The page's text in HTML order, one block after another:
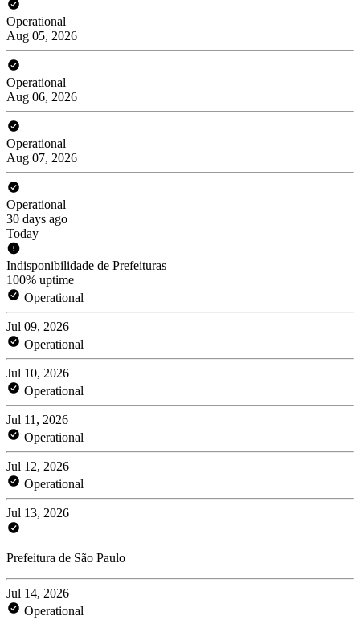
Operational
Aug 05, 2026
Operational
Aug 06, 2026
Operational
Aug 07, 2026
Operational
30 days ago
Today
Indisponibilidade de Prefeituras
100% uptime
Operational
Jul 09, 2026
Operational
Jul 10, 2026
Operational
Jul 11, 2026
Operational
Jul 12, 2026
Operational
Jul 13, 2026
Prefeitura de São Paulo
Jul 14, 2026
Operational